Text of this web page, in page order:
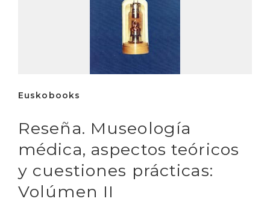
Euskobooks
Reseña. Museología
médica, aspectos teóricos
y cuestiones prácticas:
Volúmen II